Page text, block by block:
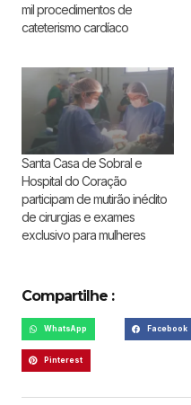
mil procedimentos de
cateterismo cardíaco
Santa Casa de Sobral e
Hospital do Coração
participam de mutirão inédito
de cirurgias e exames
exclusivo para mulheres
Compartilhe :
WhatsApp Facebook
Pinterest